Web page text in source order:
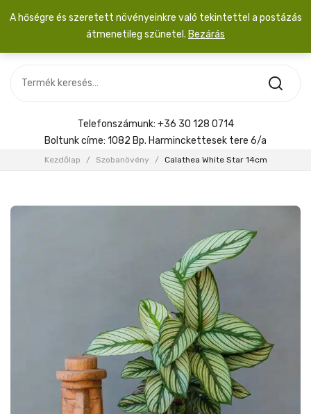
SZOBANÖVÉNY
KIEGÉSZÍTŐK
Menyasszonyi csokor
Telefonszámunk: +36 30 128 0714
Boltunk címe: 1082 Bp. Harminckettesek tere 6/a
Kezdőlap / Szobanövény / Calathea White Star 14cm
A hőségre és szeretett növényeinkre való tekintettel a postázás
átmenetileg szünetel. Bezárás